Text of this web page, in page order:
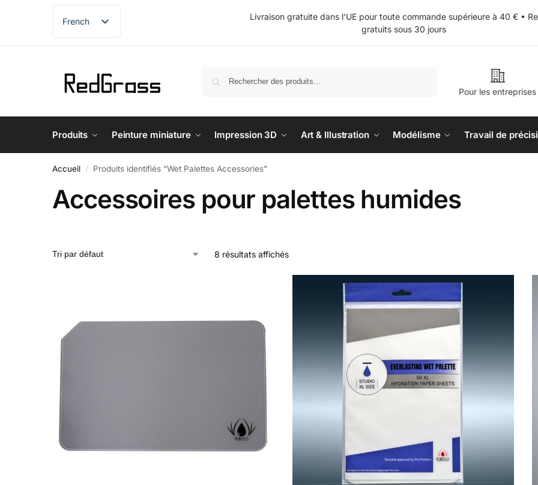
French
English
Spanish
Livraison gratuite dans l'UE pour toute commande supérieure à 40 € •
gratuits sous 30 jours
Pour les entreprises
Produits Peinture miniature Impression 3D Art & Illustration Modélisme Travail de
Accueil / Produits identifiés “Wet Palettes Accessories”
Accessoires pour palettes humides
8 résultats affichés